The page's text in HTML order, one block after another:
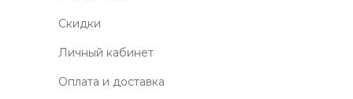
Скидки
Личный кабинет
Оплата и доставка